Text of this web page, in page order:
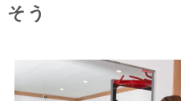
そう